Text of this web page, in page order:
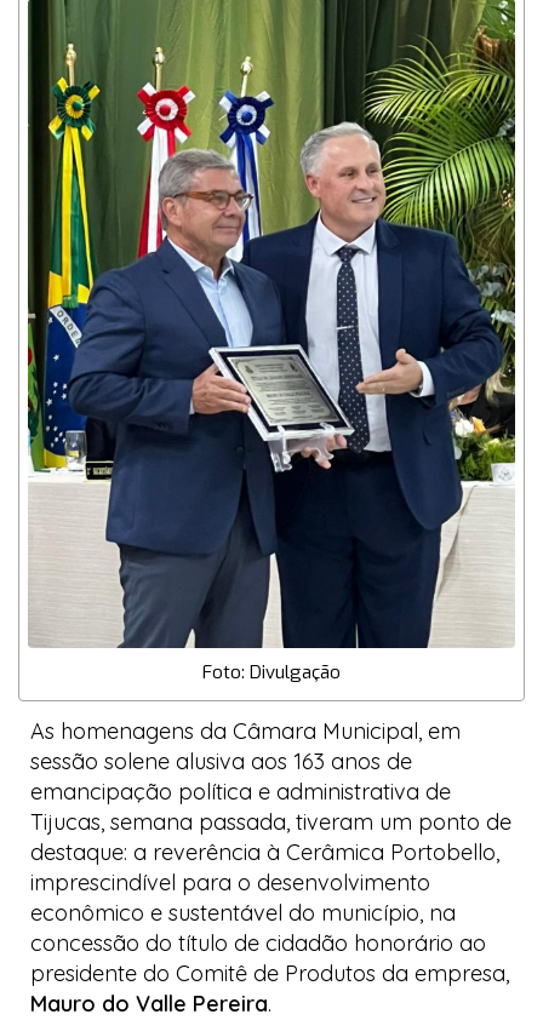
Foto: Divulgação
As homenagens da Câmara Municipal, em
sessão solene alusiva aos 163 anos de
emancipação política e administrativa de
Tijucas, semana passada, tiveram um ponto de
destaque: a reverência à Cerâmica Portobello,
imprescindível para o desenvolvimento
econômico e sustentável do município, na
concessão do título de cidadão honorário ao
presidente do Comitê de Produtos da empresa,
Mauro do Valle Pereira.